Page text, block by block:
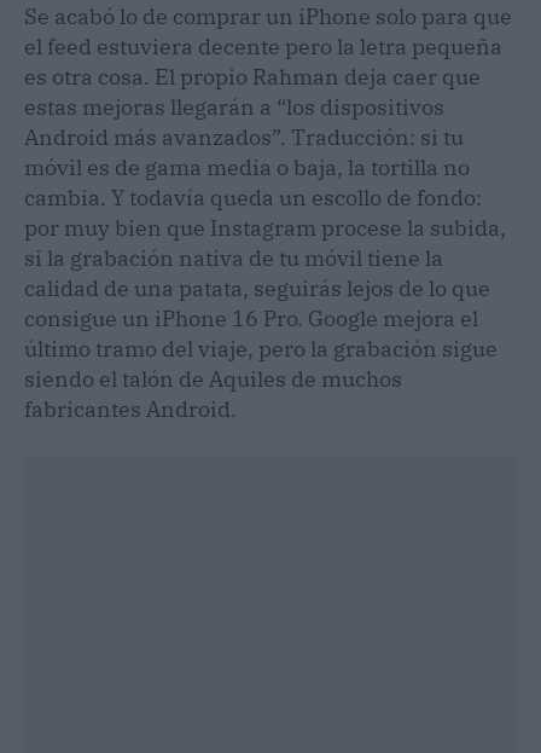
Se acabó lo de comprar un iPhone solo para que
el feed estuviera decente pero la letra pequeña
es otra cosa. El propio Rahman deja caer que
estas mejoras llegarán a “los dispositivos
Android más avanzados”. Traducción: si tu
móvil es de gama media o baja, la tortilla no
cambia. Y todavía queda un escollo de fondo:
por muy bien que Instagram procese la subida,
si la grabación nativa de tu móvil tiene la
calidad de una patata, seguirás lejos de lo que
consigue un iPhone 16 Pro. Google mejora el
último tramo del viaje, pero la grabación sigue
siendo el talón de Aquiles de muchos
fabricantes Android.